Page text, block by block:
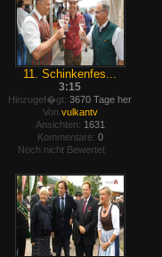
11. Schinkenfes...
3:15
Hinzugef�gt: 3670 Tage her
Von vulkantv
Ansichten: 1631
Kommentare: 0
Noch nicht Bewertet